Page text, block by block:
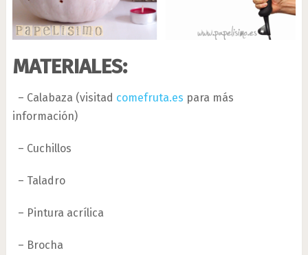
MATERIALES:
– Calabaza (visitad comefruta.es para más
información)
– Cuchillos
– Taladro
– Pintura acrílica
– Brocha